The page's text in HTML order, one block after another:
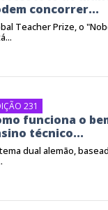
concorrer...
Teacher Prize, o
231
funciona o
técnico...
dual alemão,